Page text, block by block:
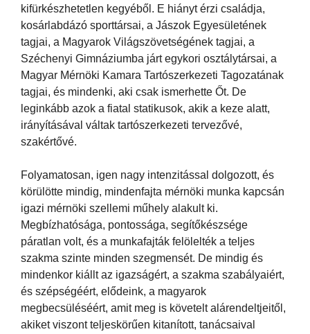
kifürkészhetetlen kegyéből. E hiányt érzi családja,
kosárlabdázó sporttársai, a Jászok Egyesületének
tagjai, a Magyarok Világszövetségének tagjai, a
Széchenyi Gimnáziumba járt egykori osztálytársai, a
Magyar Mérnöki Kamara Tartószerkezeti Tagozatának
tagjai, és mindenki, aki csak ismerhette Őt. De
leginkább azok a fiatal statikusok, akik a keze alatt,
irányításával váltak tartószerkezeti tervezővé,
szakértővé.
Folyamatosan, igen nagy intenzitással dolgozott, és
körülötte mindig, mindenfajta mérnöki munka kapcsán
igazi mérnöki szellemi műhely alakult ki.
Megbízhatósága, pontossága, segítőkészsége
páratlan volt, és a munkafajták felölelték a teljes
szakma szinte minden szegmensét. De mindig és
mindenkor kiállt az igazságért, a szakma szabályaiért,
és szépségéért, elődeink, a magyarok
megbecsüléséért, amit meg is követelt alárendeltjeitől,
akiket viszont teljeskörűen kitanított, tanácsaival